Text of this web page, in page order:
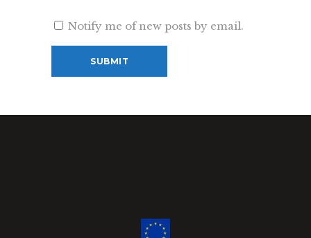
Notify me of new posts by email.